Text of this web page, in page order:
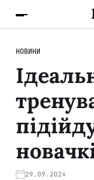
НОВИНИ
29.09.2024